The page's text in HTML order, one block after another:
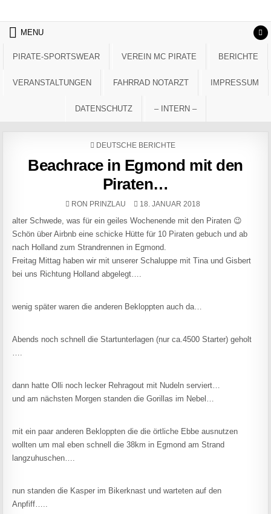
MENU
PIRATE-SPORTSWEAR VEREIN MC PIRATE BERICHTE
VERANSTALTUNGEN FAHRRAD NOTARZT IMPRESSUM
DATENSCHUTZ – INTERN –
POSTED IN
DEUTSCHE BERICHTE
Beachrace in Egmond mit den
Piraten…
AUTHOR:
RON PRINZLAU PUBLISHED DATE:
18. JANUAR 2018
alter Schwede, was für ein geiles Wochenende mit den Piraten 😉
Schön über Airbnb eine schicke Hütte für 10 Piraten gebuch und ab
nach Holland zum Strandrennen in Egmond.
Freitag Mittag haben wir mit unserer Schaluppe mit Tina und Gisbert
bei uns Richtung Holland abgelegt….
wenig später waren die anderen Bekloppten auch da…
Abends noch schnell die Startunterlagen (nur ca.4500 Starter) geholt
….
dann hatte Olli noch lecker Rehragout mit Nudeln serviert…
und am nächsten Morgen standen die Gorillas im Nebel…
mit ein paar anderen Bekloppten die die örtliche Ebbe ausnutzen
wollten um mal eben schnell die 38km in Egmond am Strand
langzuhuschen….
nun standen die Kasper im Bikerknast und warteten auf den
Anpfiff…..